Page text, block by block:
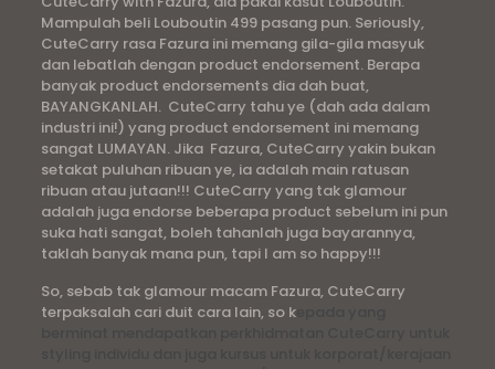
Mampulah beli Louboutin 499 pasang pun. Seriously,
CuteCarry rasa Fazura ini memang gila-gila masyuk
dan lebatlah dengan product endorsement. Berapa
banyak product endorsements dia dah buat,
BAYANGKANLAH. CuteCarry tahu ye (dah ada dalam
industri ini!) yang product endorsement ini memang
sangat LUMAYAN. Jika Fazura, CuteCarry yakin bukan
setakat puluhan ribuan ye, ia adalah main ratusan
ribuan atau jutaan!!! CuteCarry yang tak glamour
adalah juga endorse beberapa product sebelum ini pun
suka hati sangat, boleh tahanlah juga bayarannya,
taklah banyak mana pun, tapi I am so happy!!!
So, sebab tak glamour macam Fazura, CuteCarry
terpaksalah cari duit cara lain, so kepada yang